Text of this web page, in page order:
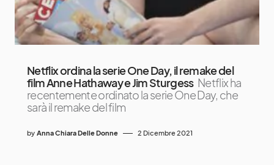
Netflix ordina la serie One Day, il remake del
film Anne Hathaway e Jim Sturgess Netflix ha
recentemente ordinato la serie One Day, che
sarà il remake del film
by Anna Chiara Delle Donne 2 Dicembre 2021